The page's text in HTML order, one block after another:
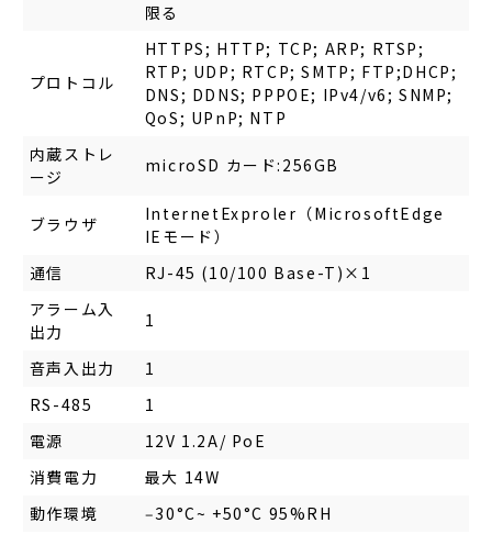
限る
プロトコル
HTTPS; HTTP; TCP; ARP; RTSP;
RTP; UDP; RTCP; SMTP; FTP;DHCP;
DNS; DDNS; PPPOE; IPv4/v6; SNMP;
QoS; UPnP; NTP
内蔵ストレ
ージ
microSD カード:256GB
ブラウザ
InternetExproler（MicrosoftEdge
IEモード）
通信
RJ-45 (10/100 Base-T)×1
アラーム入
出力
1
音声入出力
1
RS-485
1
電源
12V 1.2A/ PoE
消費電力
最大 14W
動作環境
‒30°C~ +50°C 95%RH